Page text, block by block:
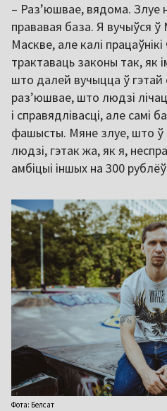
– Раз’юшвае, вядома. Злуе
прававая база. Я вучыўся
Маскве, але калі
трактаваць законы так, як
што далей вучыцца ў
раз’юшвае, што людзі
і справядлівасці, але самі
фашысты. Мяне злуе, што ў
людзі, гэтак жа, як я,
амбіцыі іншых на 300
Фота: Белсат